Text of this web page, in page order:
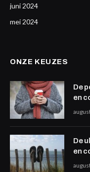
juni 2024
mei 2024
ONZE KEUZES
De
en
De
en